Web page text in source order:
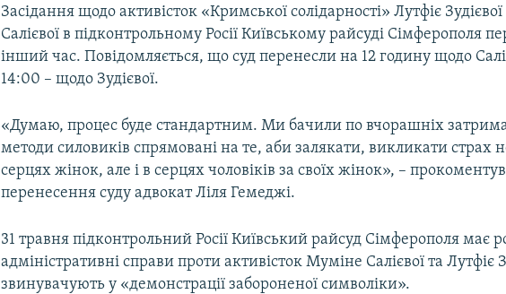
Засідання щодо активісток «Кримської солідарності» Лутфіє
Салієвої в підконтрольному Росії Київському райсуді Сімферополя
інший час. Повідомляється, що суд перенесли на 12 годину щодо
14:00 – щодо Зудієвої.
«Думаю, процес буде стандартним. Ми бачили по вчорашніх
методи силовиків спрямовані на те, аби залякати, викликати страх
серцях жінок, але і в серцях чоловіків за своїх жінок», –
перенесення суду адвокат Ліля Гемеджі.
31 травня підконтрольний Росії Київський райсуд Сімферополя має
адміністративні справи проти активісток Муміне Салієвої та Лутфіє
звинувачують у «демонстрації забороненої символіки».